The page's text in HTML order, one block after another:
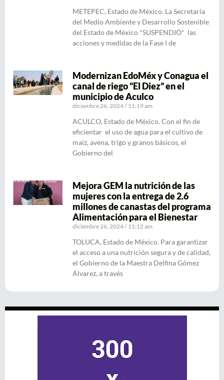
METEPEC, Estado de México. La Secretaría
del Medio Ambiente y Desarrollo Sostenible
del Estado de México *SUSPENDIÓ* las
acciones y medidas de la Fase I de
Modernizan EdoMéx y Conagua el
canal de riego “El Diez” en el
municipio de Aculco
diciembre 26, 2024 11:19 am
ACULCO, Estado de México. Con el fin de
eficientar el uso de agua para el cultivo de
maíz, avena, trigo y granos básicos, el
Gobierno del
Mejora GEM la nutrición de las
mujeres con la entrega de 2.6
millones de canastas del programa
Alimentación para el Bienestar
diciembre 26, 2024 11:12 am
TOLUCA, Estado de México. Para garantizar
el acceso a una nutrición segura y de calidad,
el Gobierno de la Maestra Delfina Gómez
Álvarez, a través